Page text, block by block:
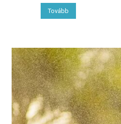
Tovább